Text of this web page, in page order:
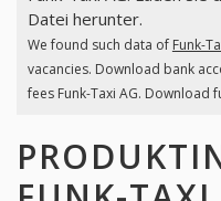
Datei herunter.
We found such data of Funk-
vacancies. Download bank
fees Funk-Taxi AG. Download